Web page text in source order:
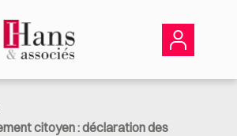
citoyen : déclaration des